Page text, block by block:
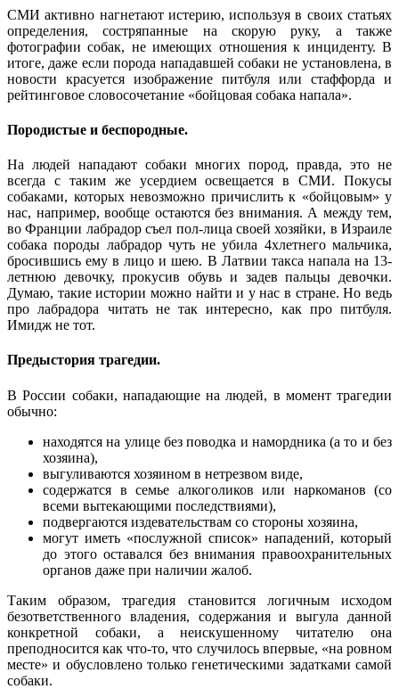
СМИ активно нагнетают истерию, используя в своих статьях
определения, состряпанные на скорую руку, а также
фотографии собак, не имеющих отношения к инциденту. В
итоге, даже если порода нападавшей собаки не установлена, в
новости красуется изображение питбуля или стаффорда и
рейтинговое словосочетание «бойцовая собака напала».
Породистые и беспородные.
На людей нападают собаки многих пород, правда, это не
всегда с таким же усердием освещается в СМИ. Покусы
собаками, которых невозможно причислить к «бойцовым» у
нас, например, вообще остаются без внимания. А между тем,
во Франции лабрадор съел пол-лица своей хозяйки, в Израиле
собака породы лабрадор чуть не убила 4хлетнего мальчика,
бросившись ему в лицо и шею. В Латвии такса напала на 13-
летнюю девочку, прокусив обувь и задев пальцы девочки.
Думаю, такие истории можно найти и у нас в стране. Но ведь
про лабрадора читать не так интересно, как про питбуля.
Имидж не тот.
Предыстория трагедии.
В России собаки, нападающие на людей, в момент трагедии
обычно:
находятся на улице без поводка и намордника (а то и без
хозяина),
выгуливаются хозяином в нетрезвом виде,
содержатся в семье алкоголиков или наркоманов (со
всеми вытекающими последствиями),
подвергаются издевательствам со стороны хозяина,
могут иметь «послужной список» нападений, который
до этого оставался без внимания правоохранительных
органов даже при наличии жалоб.
Таким образом, трагедия становится логичным исходом
безответственного владения, содержания и выгула данной
конкретной собаки, а неискушенному читателю она
преподносится как что-то, что случилось впервые, «на ровном
месте» и обусловлено только генетическими задатками самой
собаки.